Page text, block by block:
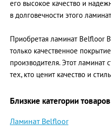
его высокое качество и
в долговечности этого
Приобретая ламинат Belfloor
только качественное
производителя. Этот
тех, кто ценит качество и
Близкие категории товаров
Ламинат Belfloor